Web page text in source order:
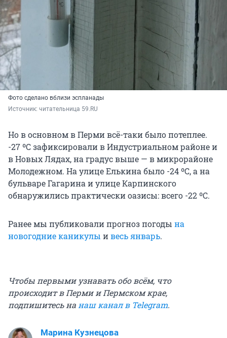
Фото сделано вблизи эспланады
Источник: читательница 59.RU
Но в основном в Перми всё-таки было потеплее.
-27 ºС зафиксировали в Индустриальном районе и
в Новых Лядах, на градус выше — в микрорайоне
Молодежном. На улице Елькина было -24 ºС, а на
бульваре Гагарина и улице Карпинского
обнаружились практически оазисы: всего -22 ºС.
Ранее мы публиковали прогноз погоды на
новогодние каникулы ивесь январь.
Чтобы первыми узнавать обо всём, что
происходит в Перми и Пермском крае,
подпишитесь на наш канал в Telegram.
Марина Кузнецова